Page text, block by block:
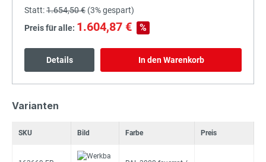
Statt:1.654,50 € (3%gespart)
Preis für alle: 1.604,87 € %
Details In den Warenkorb
Varianten
SKU Bild Farbe Preis